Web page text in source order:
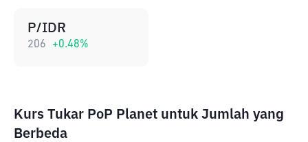
P/IDR
206 +0.48%
Kurs Tukar PoP Planet untuk Jumlah yang
Berbeda